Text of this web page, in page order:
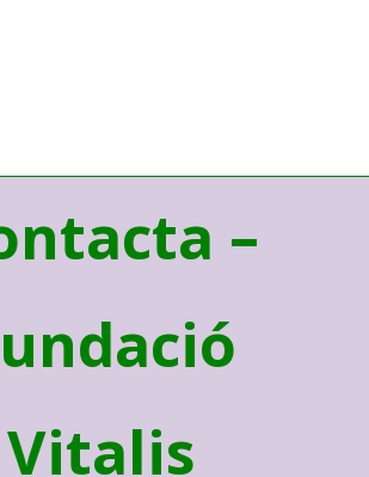
–
Vitalis